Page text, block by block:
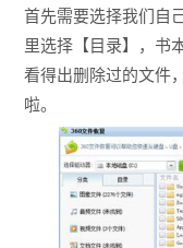
首先需要选择我们自
里选择【目录】，书
看得出删除过的文件
啦。